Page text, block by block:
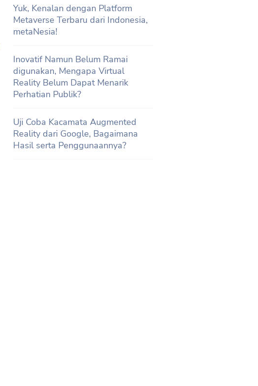
Yuk, Kenalan dengan Platform
Metaverse Terbaru dari Indonesia,
metaNesia!
Inovatif Namun Belum Ramai
digunakan, Mengapa Virtual
Reality Belum Dapat Menarik
Perhatian Publik?
Uji Coba Kacamata Augmented
Reality dari Google, Bagaimana
Hasil serta Penggunaannya?